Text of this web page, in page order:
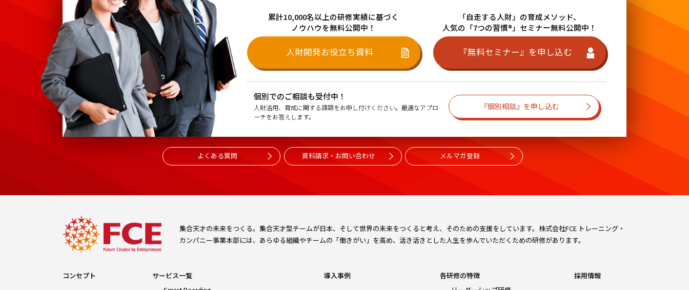
累計10,000名以上の研修実績に基づく
ノウハウを無料公開中！
人財開発お役立ち資料
「自走する人財」の育成メソッド、
人気の「7つの習慣®」セミナー無料公開中！
『無料セミナー』を申し込む
個別でのご相談も受付中！
人財活用、育成に関する課題をお申し付けください。最適なアプロ
ーチをお答えします。
『個別相談』を申し込む
よくある質問 資料請求・お問い合わせ メルマガ登録
集合天才の未来をつくる。集合天才型チームが日本、そして世界の未来をつくると考え、そのための支援をしています。株式会社FCE トレーニング・
カンパニー事業本部には、あらゆる組織やチームの「働きがい」を高め、活き活きとした人生を歩んでいただくための研修があります。
コンセプト
サービス一覧
導入事例
各研修の特徴
採用情報